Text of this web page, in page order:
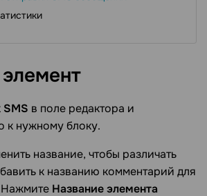
элемент
SMS в поле редактора и
к нужному блоку.
название, чтобы различать
к названию комментарий для
Название элемента